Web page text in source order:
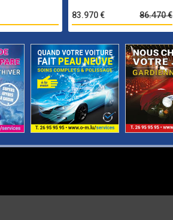
86.470 €
83.970 €